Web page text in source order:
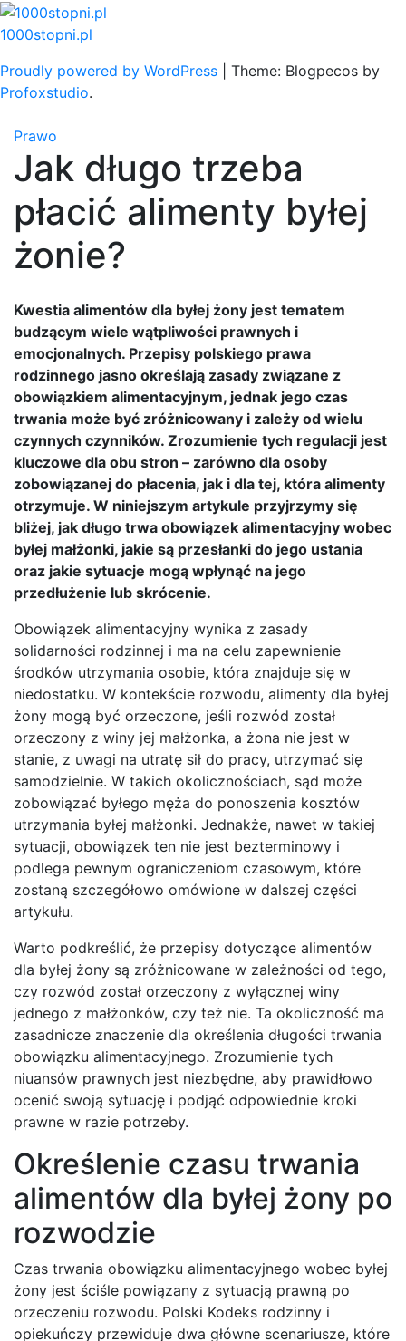
Skip
to
1000stopni.pl
Proudly powered by WordPress
Theme: Blogpecos by
Profoxstudio.
Prawo
Jak długo trzeba
płacić alimenty byłej
żonie?
Kwestia alimentów dla byłej żony jest tematem
budzącym wiele wątpliwości prawnych i
emocjonalnych. Przepisy polskiego prawa
rodzinnego jasno określają zasady związane z
obowiązkiem alimentacyjnym, jednak jego czas
trwania może być zróżnicowany i zależy od wielu
czynnych czynników. Zrozumienie tych regulacji jest
kluczowe dla obu stron – zarówno dla osoby
zobowiązanej do płacenia, jak i dla tej, która alimenty
otrzymuje. W niniejszym artykule przyjrzymy się
bliżej, jak długo trwa obowiązek alimentacyjny wobec
byłej małżonki, jakie są przesłanki do jego ustania
oraz jakie sytuacje mogą wpłynąć na jego
przedłużenie lub skrócenie.
Obowiązek alimentacyjny wynika z zasady
solidarności rodzinnej i ma na celu zapewnienie
środków utrzymania osobie, która znajduje się w
niedostatku. W kontekście rozwodu, alimenty dla byłej
żony mogą być orzeczone, jeśli rozwód został
orzeczony z winy jej małżonka, a żona nie jest w
stanie, z uwagi na utratę sił do pracy, utrzymać się
samodzielnie. W takich okolicznościach, sąd może
zobowiązać byłego męża do ponoszenia kosztów
utrzymania byłej małżonki. Jednakże, nawet w takiej
sytuacji, obowiązek ten nie jest bezterminowy i
podlega pewnym ograniczeniom czasowym, które
zostaną szczegółowo omówione w dalszej części
artykułu.
Warto podkreślić, że przepisy dotyczące alimentów
dla byłej żony są zróżnicowane w zależności od tego,
czy rozwód został orzeczony z wyłącznej winy
jednego z małżonków, czy też nie. Ta okoliczność ma
zasadnicze znaczenie dla określenia długości trwania
obowiązku alimentacyjnego. Zrozumienie tych
niuansów prawnych jest niezbędne, aby prawidłowo
ocenić swoją sytuację i podjąć odpowiednie kroki
prawne w razie potrzeby.
Określenie czasu trwania
alimentów dla byłej żony po
rozwodzie
Czas trwania obowiązku alimentacyjnego wobec byłej
żony jest ściśle powiązany z sytuacją prawną po
orzeczeniu rozwodu. Polski Kodeks rodzinny i
opiekuńczy przewiduje dwa główne scenariusze, które